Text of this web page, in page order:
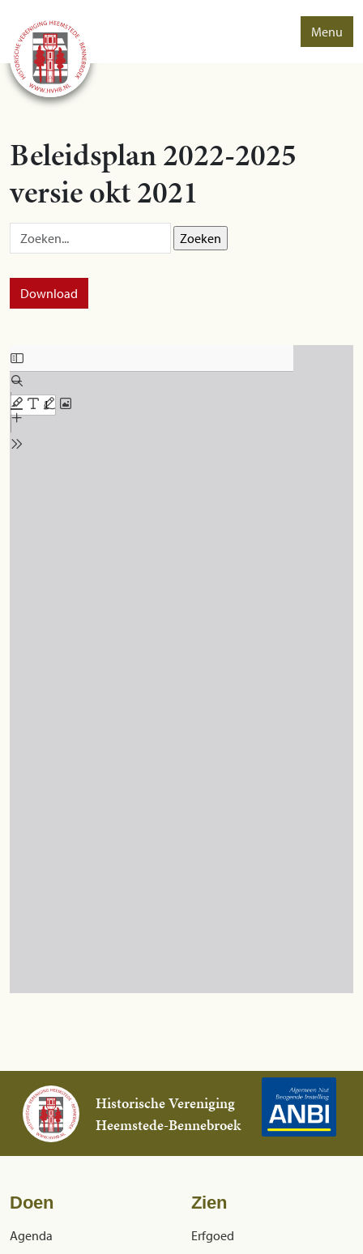
Menu
Beleidsplan 2022-2025
versie okt 2021
Zoek op:
Download
Skip to PDF content
Historische Vereniging
Heemstede-Bennebroek
Doen
Agenda
Zien
Erfgoed